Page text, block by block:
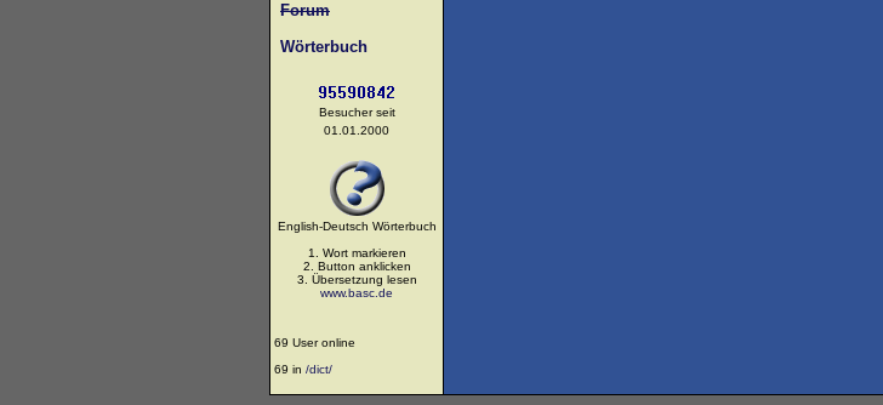
Forum
Wörterbuch
Besucher seit
01.01.2000
English-Deutsch Wörterbuch
1. Wort markieren
2. Button anklicken
3. Übersetzung lesen
www.basc.de
69 User online
69 in /dict/